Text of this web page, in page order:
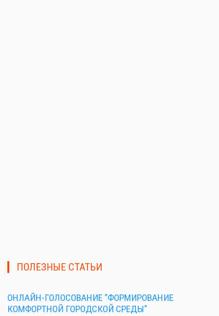
ПОЛЕЗНЫЕ СТАТЬИ
ОНЛАЙН-ГОЛОСОВАНИЕ "ФОРМИРОВАНИЕ
КОМФОРТНОЙ ГОРОДСКОЙ СРЕДЫ"